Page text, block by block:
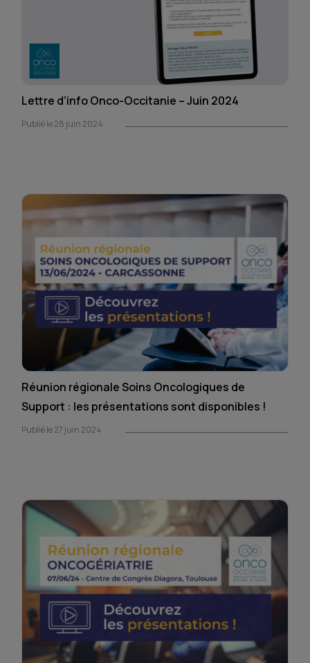
Lettre d’info Onco-Occitanie – Juin 2024
Publié le 28 juin 2024
Réunion régionale Soins Oncologiques de
Support : les présentations sont disponibles !
Publié le 27 juin 2024